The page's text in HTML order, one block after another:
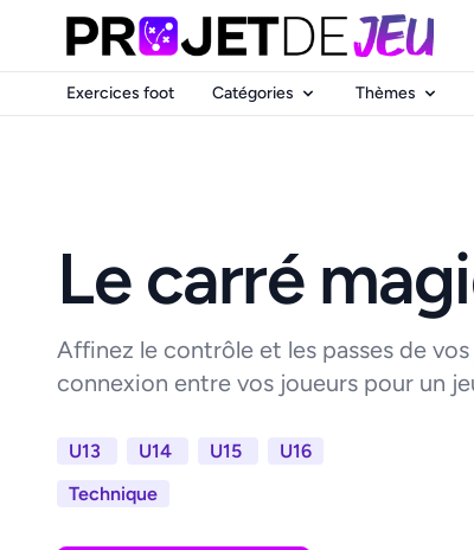
Exercices foot Catégories Thèmes
Le carré
Affinez le contrôle et les passes de
connexion entre vos joueurs pour un
U13 U14 U15
U16
Technique